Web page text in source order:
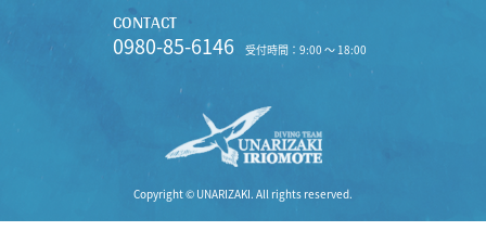
CONTACT
0980-85-6146 受付時間：9:00 〜 18:00
Copyright © UNARIZAKI. All rights reserved.